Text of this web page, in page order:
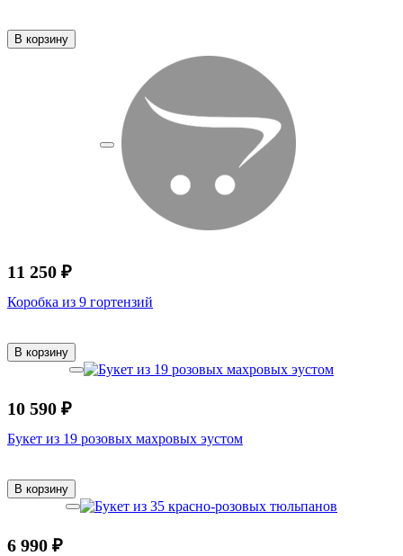
В корзину
11 250 ₽
Коробка из 9 гортензий
В корзину
10 590 ₽
Букет из 19 розовых махровых эустом
В корзину
6 990 ₽